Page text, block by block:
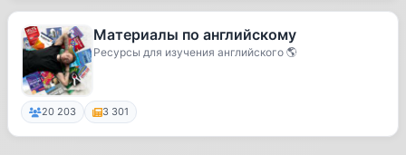
Материалы по английскому
Ресурсы для изучения английского 🌎
20 203 3 301